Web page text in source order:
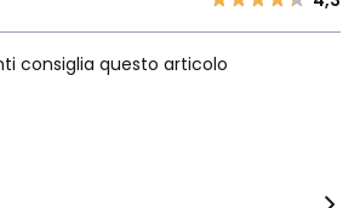
4,3
questo articolo
consiglia questo articolo